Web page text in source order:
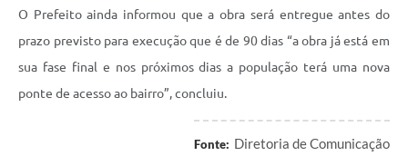
O Prefeito ainda informou que a obra será entregue antes do
prazo previsto para execução que é de 90 dias “a obra já está em
sua fase final e nos próximos dias a população terá uma nova
ponte de acesso ao bairro”, concluiu.
Fonte: Diretoria de Comunicação